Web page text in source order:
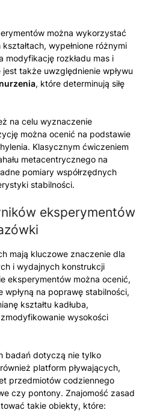
można wykorzystać
wypełnione różnymi
modyfikację rozkładu mas i
także uwzględnienie wpływu
, które determinują siłę
na celu wyznaczenie
można ocenić na podstawie
Klasycznym ćwiczeniem
metacentrycznego na
pomiary współrzędnych
stabilności.
eksperymentów
mają kluczowe znaczenie dla
i wydajnych konstrukcji
eksperymentów można ocenić,
wpłyną na poprawę stabilności,
kształtu kadłuba,
wysokości
badań dotyczą nie tylko
platform pływających,
przedmiotów codziennego
czy pontony. Znajomość zasad
takie obiekty, które: